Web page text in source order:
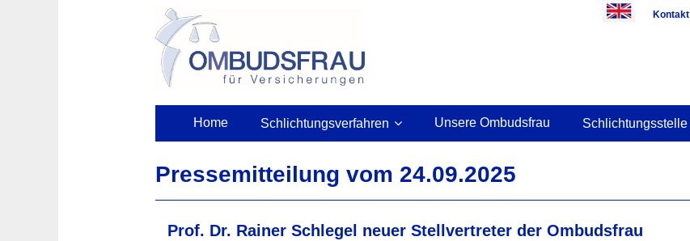
Kontakt
Home Schlichtungsverfahren Unsere Ombudsfrau Schlichtungsstelle
Pressemitteilung vom 24.09.2025
Prof. Dr. Rainer Schlegel neuer Stellvertreter der Ombudsfrau